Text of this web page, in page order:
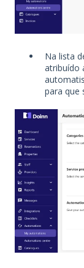
Na lista
atribuído
para que